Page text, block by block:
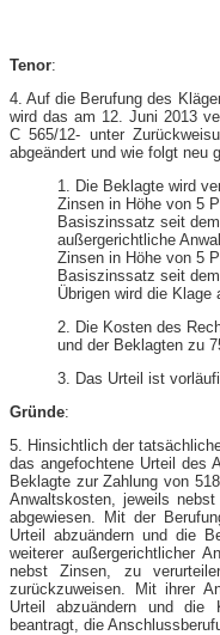
Tenor:
4. Auf die Berufung des
wird das am 12. Juni 2013
C 565/12- unter
abgeändert und wie folgt neu
1. Die Beklagte wird
Zinsen in Höhe von 5
Basiszinssatz seit
außergerichtliche
Zinsen in Höhe von 5
Basiszinssatz seit
Übrigen wird die Klage
2. Die Kosten des
und der Beklagten zu
3. Das Urteil ist
Gründe:
5. Hinsichtlich der
das angefochtene Urteil des
Beklagte zur Zahlung von
Anwaltskosten, jeweils
abgewiesen. Mit der
Urteil abzuändern und die
weiterer außergerichtlicher
nebst Zinsen, zu
zurückzuweisen. Mit ihrer
Urteil abzuändern und die
beantragt, die